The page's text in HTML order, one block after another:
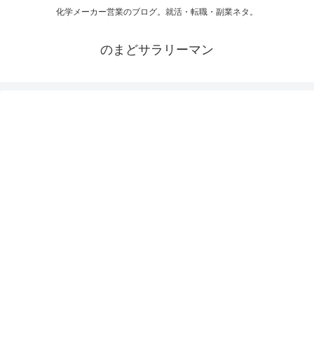
化学メーカー営業のブログ。就活・転職・副業ネタ。
のまどサラリーマン